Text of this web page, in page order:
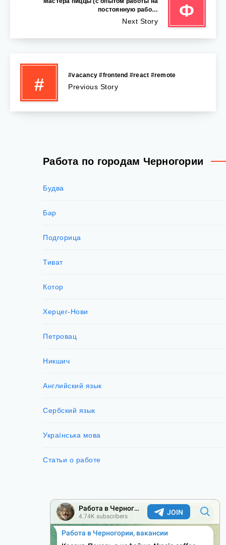
Ф
постоянную рабо…
Next Story
# #vacancy #frontend #react #remote
Previous Story
Работа по городам Черногории
Будва
Бар
Подгорица
Тиват
Котор
Херцег-Нови
Петровац
Никшич
Английский язык
Сербский язык
Українська мова
Статьи о работе